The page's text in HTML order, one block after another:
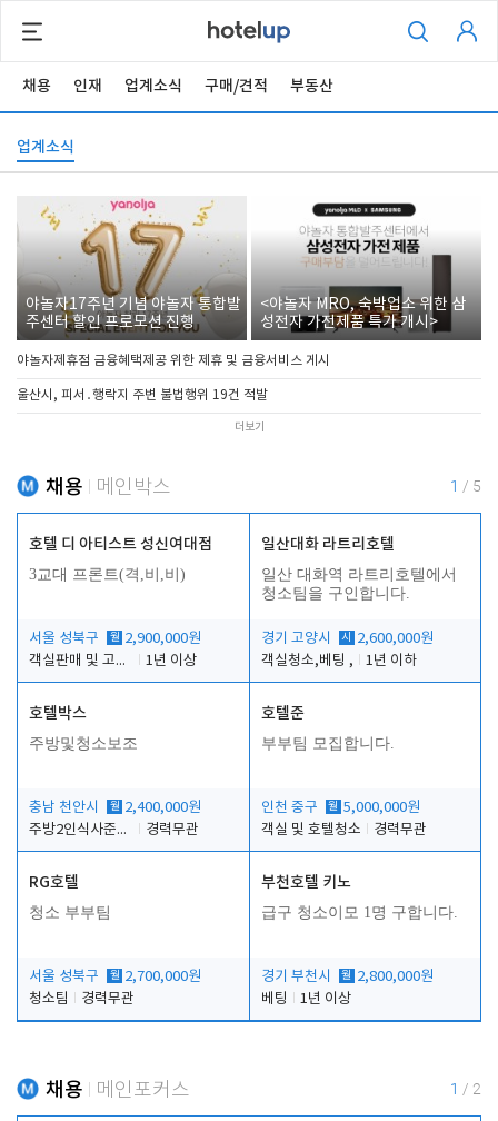
채용 인재 업계소식 구매/견적 부동산
업계소식
야놀자17주년 기념 야놀자 통합발
주센터 할인 프로모션 진행
<야놀자 MRO, 숙박업소 위한 삼
성전자 가전제품 특가 개시>
야놀자제휴점 금융혜택제공 위한 제휴 및 금융서비스 게시
울산시, 피서․행락지 주변 불법행위 19건 적발
더보기
채용 메인박스 1 / 5
호텔 디 아티스트 성신여대점
3교대 프론트(격,비,비)
서울 성북구 월 2,900,000원
객실판매 및 고객응대
1년 이상
일산대화 라트리호텔
일산 대화역 라트리호텔에서
청소팀을 구인합니다.
경기 고양시 시
2,600,000원
객실청소,베팅 ,
1년 이하
호텔박스
주방및청소보조
충남 천안시 월 2,400,000원
주방2인식사준비및청소린렌보조
경력무관
호텔준
부부팀 모집합니다.
인천 중구 월 5,000,000원
객실 및 호텔청소
경력무관
RG호텔
청소 부부팀
서울 성북구 월 2,700,000원
청소팀
경력무관
부천호텔 키노
급구 청소이모 1명 구합니다.
경기 부천시 월 2,800,000원
베팅
1년 이상
채용 메인포커스 1 / 2